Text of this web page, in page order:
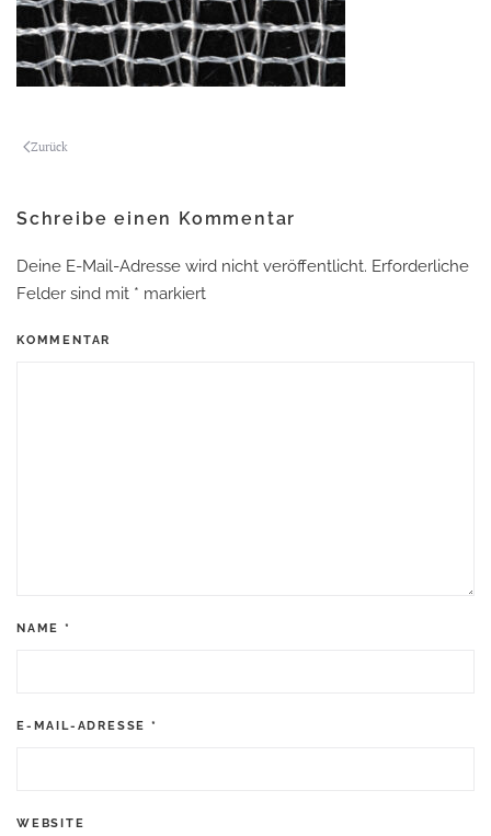
Zurück
Schreibe einen Kommentar
Deine E-Mail-Adresse wird nicht veröffentlicht. Erforderliche
Felder sind mit * markiert
KOMMENTAR
NAME *
E-MAIL-ADRESSE*
WEBSITE